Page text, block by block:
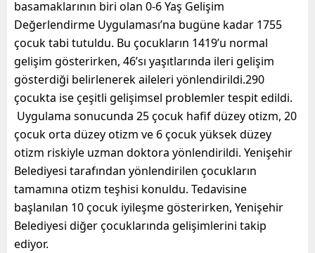
basamaklarının biri olan 0-6 Yaş Gelişim
Değerlendirme Uygulaması’na bugüne kadar 1755
çocuk tabi tutuldu. Bu çocukların 1419’u normal
gelişim gösterirken, 46’sı yaşıtlarında ileri gelişim
gösterdiği belirlenerek aileleri yönlendirildi.290
çocukta ise çeşitli gelişimsel problemler tespit edildi.
Uygulama sonucunda 25 çocuk hafif düzey otizm, 20
çocuk orta düzey otizm ve 6 çocuk yüksek düzey
otizm riskiyle uzman doktora yönlendirildi. Yenişehir
Belediyesi tarafından yönlendirilen çocukların
tamamına otizm teşhisi konuldu. Tedavisine
başlanılan 10 çocuk iyileşme gösterirken, Yenişehir
Belediyesi diğer çocuklarında gelişimlerini takip
ediyor.